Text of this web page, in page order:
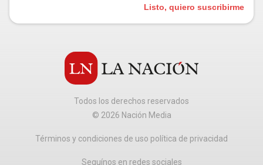
Listo, quiero suscribirme
Todos los derechos reservados
© 2026 Nación Media
Términos y condiciones de uso política de privacidad
Seguínos en redes sociales